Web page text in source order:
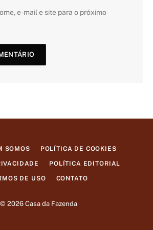
e-mail e site para o próximo
SOMOS POLÍTICA DE COOKIES
POLÍTICA EDITORIAL
DE USO CONTATO
© 2026 Casa da Fazenda